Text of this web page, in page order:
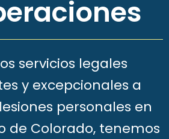
servicios legales
y excepcionales a
personales en
de Colorado, tenemos